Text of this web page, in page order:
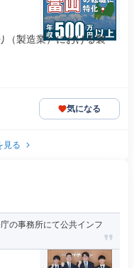
（製造業）における製
気になる
見る
の事務所にて公共インフ